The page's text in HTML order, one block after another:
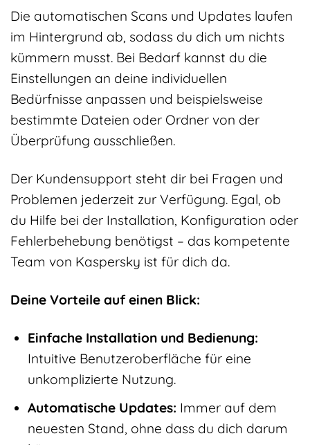
Die automatischen Scans und Updates laufen
im Hintergrund ab, sodass du dich um nichts
kümmern musst. Bei Bedarf kannst du die
Einstellungen an deine individuellen
Bedürfnisse anpassen und beispielsweise
bestimmte Dateien oder Ordner von der
Überprüfung ausschließen.
Der Kundensupport steht dir bei Fragen und
Problemen jederzeit zur Verfügung. Egal, ob
du Hilfe bei der Installation, Konfiguration oder
Fehlerbehebung benötigst – das kompetente
Team von Kaspersky ist für dich da.
Deine Vorteile auf einen Blick:
Einfache Installation und Bedienung:
Intuitive Benutzeroberfläche für eine
unkomplizierte Nutzung.
Automatische Updates: Immer auf dem
neuesten Stand, ohne dass du dich darum